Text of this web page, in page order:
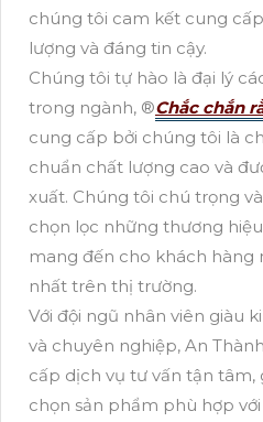
chúng tôi cam kết cung
lượng và đáng tin cậy.
Chúng tôi tự hào là đại lý
trong ngành, ®️Chắc chắn
cung cấp bởi chúng tôi là
chuẩn chất lượng cao và
xuất. Chúng tôi chú trọng
chọn lọc những thương
mang đến cho khách hàng
nhất trên thị trường.
Với đội ngũ nhân viên giàu
và chuyên nghiệp, An
cấp dịch vụ tư vấn tận tâm,
chọn sản phẩm phù hợp